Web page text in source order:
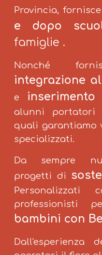
Provincia,
e dopo
famiglie .
Nonché
integrazione
e
inserimento
alunni
quali garantiamo
specializzati.
Da sempre
progetti di
professionisti
bambini con
Dall'esperienza